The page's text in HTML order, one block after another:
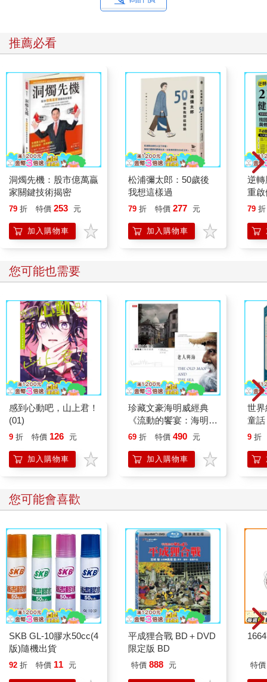
推薦必看
洞燭先機：股市億萬贏
家關鍵技術揭密
79 折 特價 253 元
加入購物車
松浦彌太郎：50歲後
我想這樣過
79 折 特價 277 元
加入購物車
逆轉
重
糖
復
79 折
您可能也需要
感到心動吧，山上君！
(01)
9 折 特價 126 元
加入購物車
珍藏文豪海明威經典
《流動的饗宴：海明威
巴黎回憶錄》＋《老人
69 折 特價 490 元
加入購物車
世
童
的
照
9 折
您可能會喜歡
SKB GL-10膠水50cc(4
版)隨機出貨
92 折 特價 11 元
平成狸合戰 BD＋DVD
限定版 BD
特價 888 元 特價